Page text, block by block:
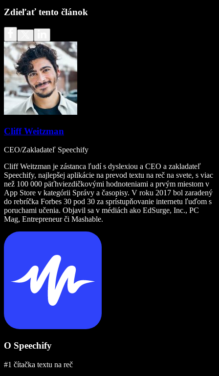
Zdieľať tento článok
Cliff Weitzman
CEO/Zakladateľ Speechify
Cliff Weitzman je zástanca ľudí s dyslexiou a CEO a zakladateľ
Speechify, najlepšej aplikácie na prevod textu na reč na svete, s viac
než 100 000 päťhviezdičkovými hodnoteniami a prvým miestom v
App Store v kategórii Správy a časopisy. V roku 2017 bol zaradený
do rebríčka Forbes 30 pod 30 za sprístupňovanie internetu ľuďom s
poruchami učenia. Objavil sa v médiách ako EdSurge, Inc., PC
Mag, Entrepreneur či Mashable.
O Speechify
#1 čítačka textu na reč